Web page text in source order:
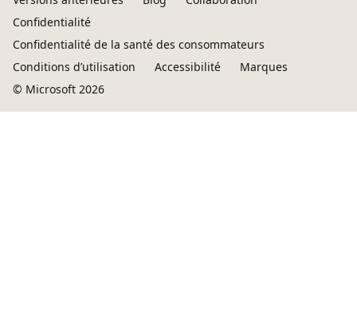
Confidentialité
Confidentialité de la santé des consommateurs
Conditions d’utilisation
Accessibilité
Marques
© Microsoft 2026